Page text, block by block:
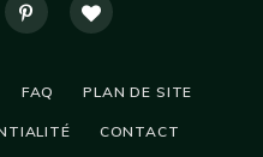
FAQ PLAN DE SITE
CONTACT